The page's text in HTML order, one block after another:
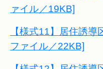
ァイル／19KB]
【様式11】居住誘
ファイル／22KB]